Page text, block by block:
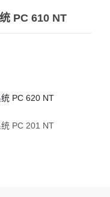
PC 610 NT
PC 620 NT
PC 201 NT